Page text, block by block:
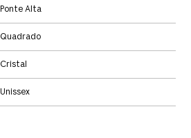
Ponte Alta
Quadrado
Cristal
Unissex